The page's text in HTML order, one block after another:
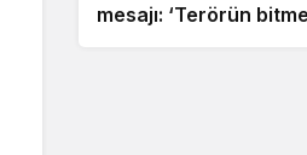
mesajı: ‘Terörün